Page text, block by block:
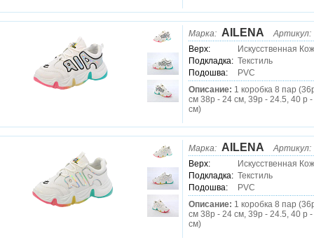
Марка: AILENA
Артикул:
Верх:
Искусственная
Подкладка: Текстиль
Подошва:
PVC
Описание: 1 коробка 8 пар
см 38р - 24 см, 39р - 24.5, 40 р
см)
Марка: AILENA
Артикул:
Верх:
Искусственная
Подкладка: Текстиль
Подошва:
PVC
Описание: 1 коробка 8 пар
см 38р - 24 см, 39р - 24.5, 40 р
см)